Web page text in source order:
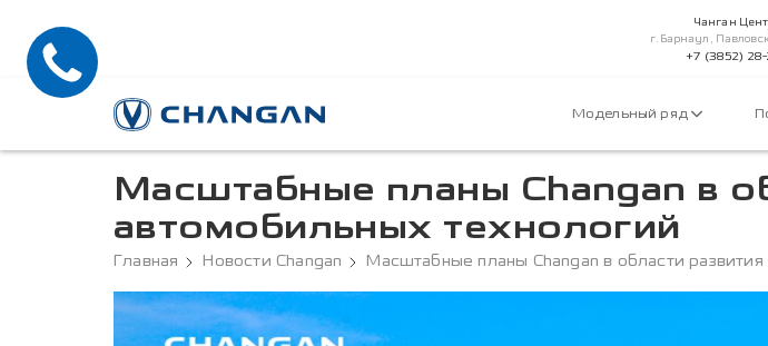
Чанган
г.Барнаул,
+7 (3852) 28-
Модельный ряд
Масштабные планы Changan в
автомобильных технологий
Главная Новости Changan Масштабные планы Changan в области